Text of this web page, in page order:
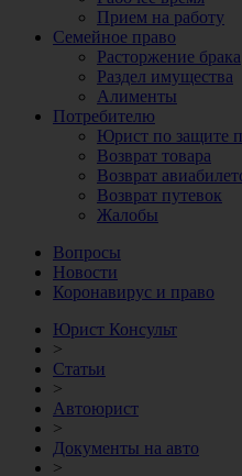
Прием на работу
Семейное право
Расторжение брака
Раздел имущества
Алименты
Потребителю
Юрист по защите
Возврат товара
Возврат
Возврат путевок
Жалобы
Вопросы
Новости
Коронавирус и право
Юрист Консульт
>
Статьи
>
Автоюрист
>
Документы на авто
>